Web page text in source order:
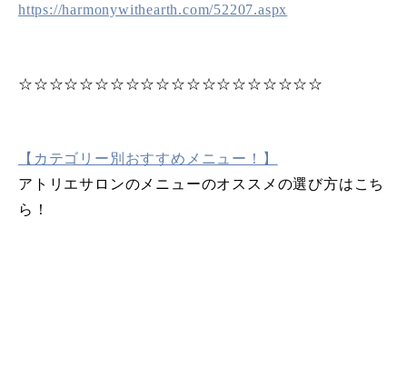
https://harmonywithearth.com/52207.aspx
☆☆☆☆☆☆☆☆☆☆☆☆☆☆☆☆☆☆☆☆
【カテゴリー別おすすめメニュー！】
アトリエサロンのメニューのオススメの選び方はこち
ら！